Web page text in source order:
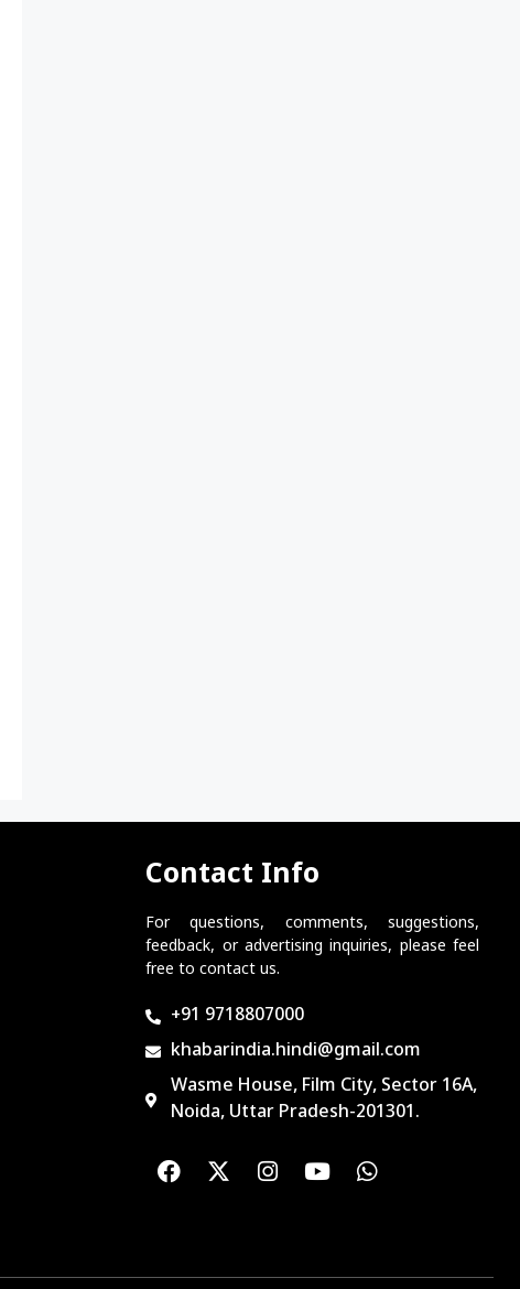
Contact Info
For questions, comments, suggestions,
feedback, or advertising inquiries, please feel
free to contact us.
+91 9718807000
khabarindia.hindi@gmail.com
Wasme House, Film City, Sector 16A,
Noida, Uttar Pradesh-201301.